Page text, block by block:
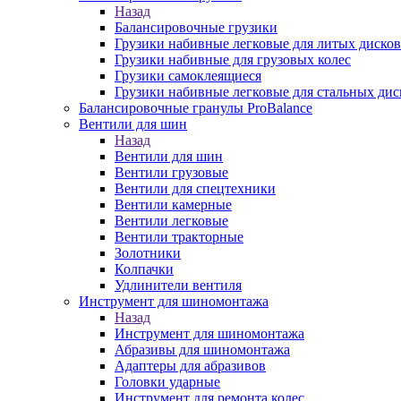
Назад
Балансировочные грузики
Грузики набивные легковые для литых дисков
Грузики набивные для грузовых колес
Грузики самоклеящиеся
Грузики набивные легковые для стальных
Балансировочные гранулы ProBalance
Вентили для шин
Назад
Вентили для шин
Вентили грузовые
Вентили для спецтехники
Вентили камерные
Вентили легковые
Вентили тракторные
Золотники
Колпачки
Удлинители вентиля
Инструмент для шиномонтажа
Назад
Инструмент для шиномонтажа
Абразивы для шиномонтажа
Адаптеры для абразивов
Головки ударные
Инструмент для ремонта колес